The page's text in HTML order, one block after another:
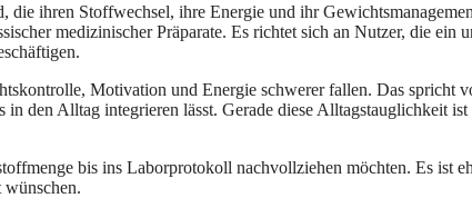
ihren Stoffwechsel, ihre Energie und ihr
medizinischer Präparate. Es richtet sich an Nutzer, die ein
Motivation und Energie schwerer fallen. Das spricht
den Alltag integrieren lässt. Gerade diese Alltagstauglichkeit
bis ins Laborprotokoll nachvollziehen möchten. Es ist
wünschen.